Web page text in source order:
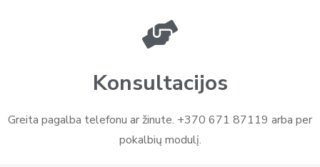
Konsultacijos
Greita pagalba telefonu ar žinute. +370 671 87119 arba per
pokalbių modulį.